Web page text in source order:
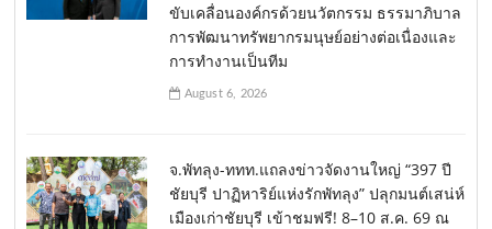
ขับเคลื่อนองค์กรด้วยนวัตกรรม ธรรมาภิบาล
การพัฒนาทรัพยากรมนุษย์อย่างต่อเนื่องและ
การทำงานเป็นทีม
August 6, 2026
จ.พัทลุง-ททท.แถลงข่าวจัดงานใหญ่ “397 ปี
ชัยบุรี ปาฏิหาริย์แห่งรักพัทลุง” ปลุกมนต์เสน่ห์
เมืองเก่าชัยบุรี เข้าชมฟรี! 8–10 ส.ค. 69 ณ